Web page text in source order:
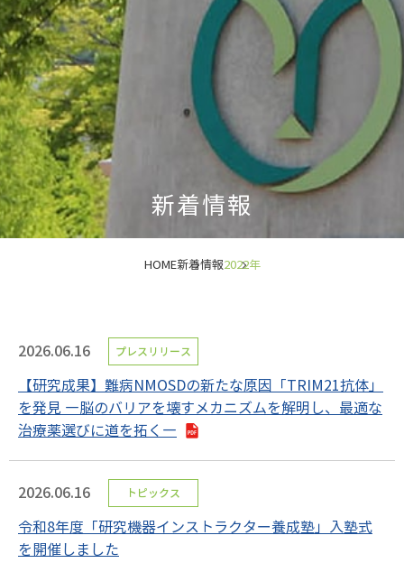
新着情報
HOME新着情報2022年
2026.06.16 プレスリリース
【研究成果】難病NMOSDの新たな原因「TRIM21抗体」
を発見 ―脳のバリアを壊すメカニズムを解明し、最適な
治療薬選びに道を拓く―
2026.06.16 トピックス
令和8年度「研究機器インストラクター養成塾」入塾式
を開催しました